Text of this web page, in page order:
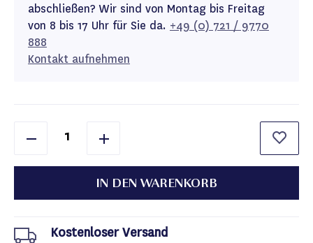
abschließen? Wir sind von Montag bis Freitag
von 8 bis 17 Uhr für Sie da. +49 (0) 721 / 9770
888
Kontakt aufnehmen
IN DEN WARENKORB
Kostenloser Versand